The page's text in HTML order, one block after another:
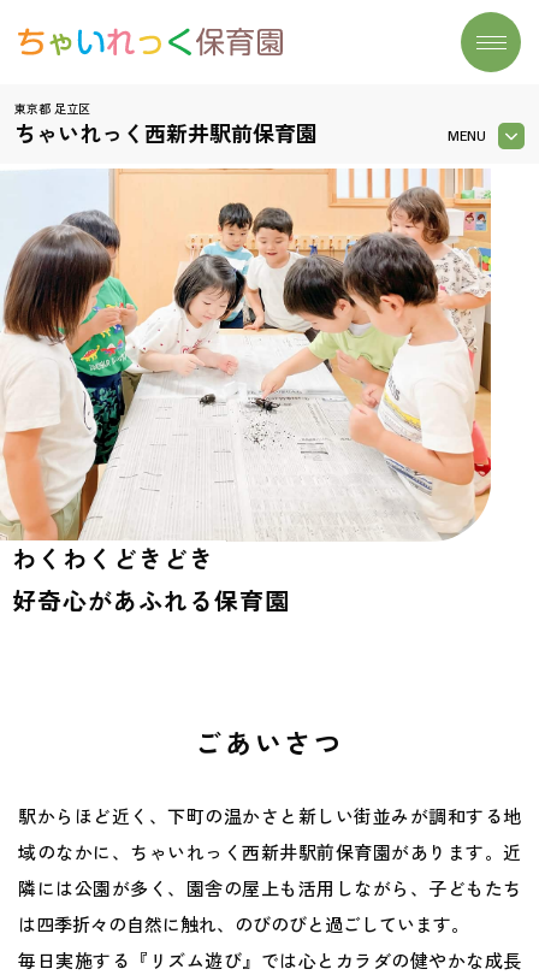
東京都 足立区
ちゃいれっく西新井駅前保育園 MENU
ごあいさつ
園児募集状況
おたより
園の特色
園の概要
トップページ
わたしたちの想い
大切にしていること
保育について
- リズム遊び
- 読み聞かせ
- 食育
- まなびのたね
安心安全の取り組み
地域との関わり
施設一覧
よくあるご質問
保育実習生募集
お問い合わせ
おたより
わくわくどきどき
好奇心があふれる保育園
ごあいさつ
駅からほど近く、下町の温かさと新しい街並みが調和する地
域のなかに、ちゃいれっく西新井駅前保育園があります。近
隣には公園が多く、園舎の屋上も活用しながら、子どもたち
は四季折々の自然に触れ、のびのびと過ごしています。
毎日実施する『リズム遊び』では心とカラダの健やかな成長